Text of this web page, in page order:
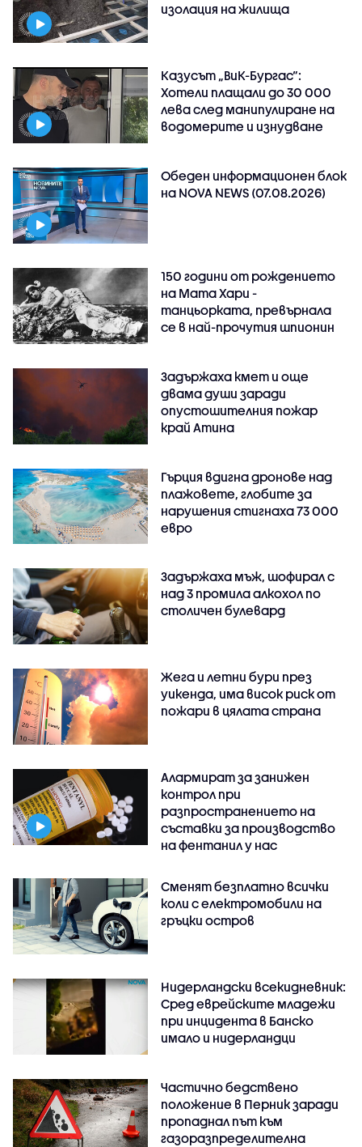
изолация на жилища
Казусът „ВиК-Бургас“:
Хотели плащали до 30 000
лева след манипулиране на
водомерите и изнудване
Обеден информационен блок
на NOVA NEWS (07.08.2026)
150 години от рождението
на Мата Хари -
танцьорката, превърнала
се в най-прочутия шпионин
Задържаха кмет и още
двама души заради
опустошителния пожар
край Атина
Гърция вдигна дронове над
плажовете, глобите за
нарушения стигнаха 73 000
евро
Задържаха мъж, шофирал с
над 3 промила алкохол по
столичен булевард
Жега и летни бури през
уикенда, има висок риск от
пожари в цялата страна
Алармират за занижен
контрол при
разпространението на
съставки за производство
на фентанил у нас
Сменят безплатно всички
коли с електромобили на
гръцки остров
Нидерландски всекидневник:
Сред еврейските младежи
при инцидента в Банско
имало и нидерландци
Частично бедствено
положение в Перник заради
пропаднал път към
газоразпределителна